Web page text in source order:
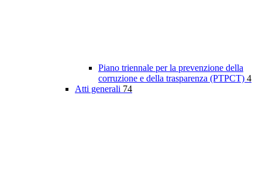
Piano triennale per la prevenzione della
corruzione e della trasparenza (PTPCT) 4
Atti generali 74